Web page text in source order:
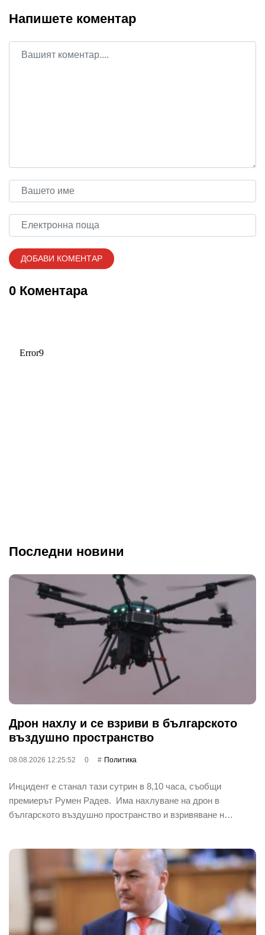
Напишете коментар
0 Коментара
Последни новини
Дрон нахлу и се взриви в българското
въздушно пространство
08.08.2026 12:25:52 0 Политика
Инцидент е станал тази сутрин в 8,10 часа, съобщи
премиерът Румен Радев. Има нахлуване на дрон в
българското въздушно пространство и взривяване н…